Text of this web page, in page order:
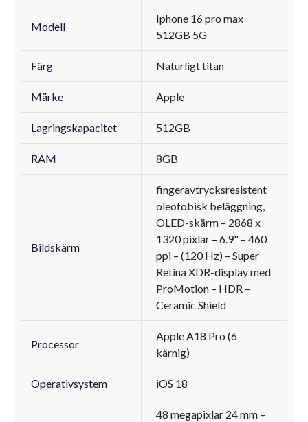
Modell
Iphone 16 pro max
512GB 5G
Färg Naturligt titan
Märke Apple
Lagringskapacitet 512GB
RAM 8GB
Bildskärm
fingeravtrycksresistent
oleofobisk beläggning,
OLED-skärm – 2868 x
1320 pixlar – 6.9" – 460
ppi – (120 Hz) – Super
Retina XDR-display med
ProMotion – HDR –
Ceramic Shield
Processor
Apple A18 Pro (6-
kärnig)
Operativsystem iOS 18
48 megapixlar 24 mm –